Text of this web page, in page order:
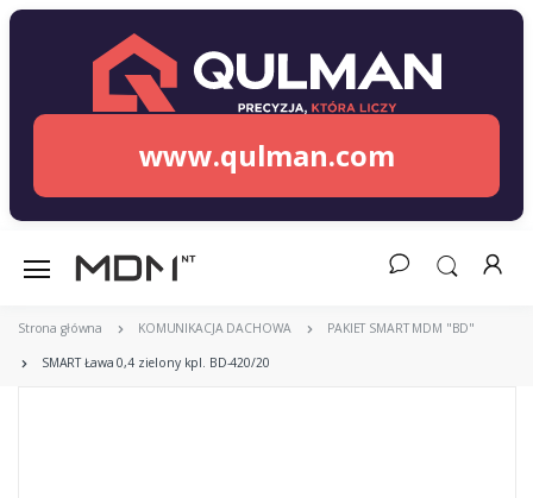
www.qulman.com
Strona główna KOMUNIKACJA DACHOWA PAKIET SMART MDM "BD"
SMART Ława 0,4 zielony kpl. BD-420/20